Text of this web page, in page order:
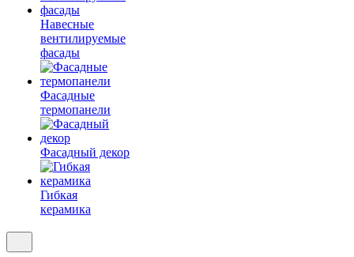
Навесные
вентилируемые
фасады
Фасадные
термопанели
Фасадный декор
Гибкая
керамика